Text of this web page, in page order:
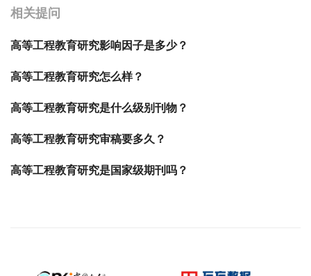
相关提问
高等工程教育研究影响因子是多少？
高等工程教育研究怎么样？
高等工程教育研究是什么级别刊物？
高等工程教育研究审稿要多久？
高等工程教育研究是国家级期刊吗？